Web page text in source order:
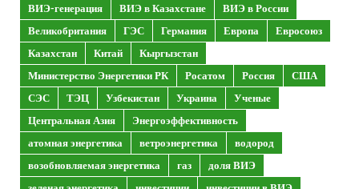
ВИЭ-генерация
ВИЭ в Казахстане
ВИЭ в России
Великобритания
ГЭС Германия Европа
Евросоюз
Казахстан
Китай
Кыргызстан
Министерство Энергетики РК
Росатом Россия
США
СЭС
ТЭЦ Узбекистан Украина
Ученые
Центральная Азия
Энергоэффективность
атомная энергетика
ветроэнергетика
водород
возобновляемая энергетика
газ
доля ВИЭ